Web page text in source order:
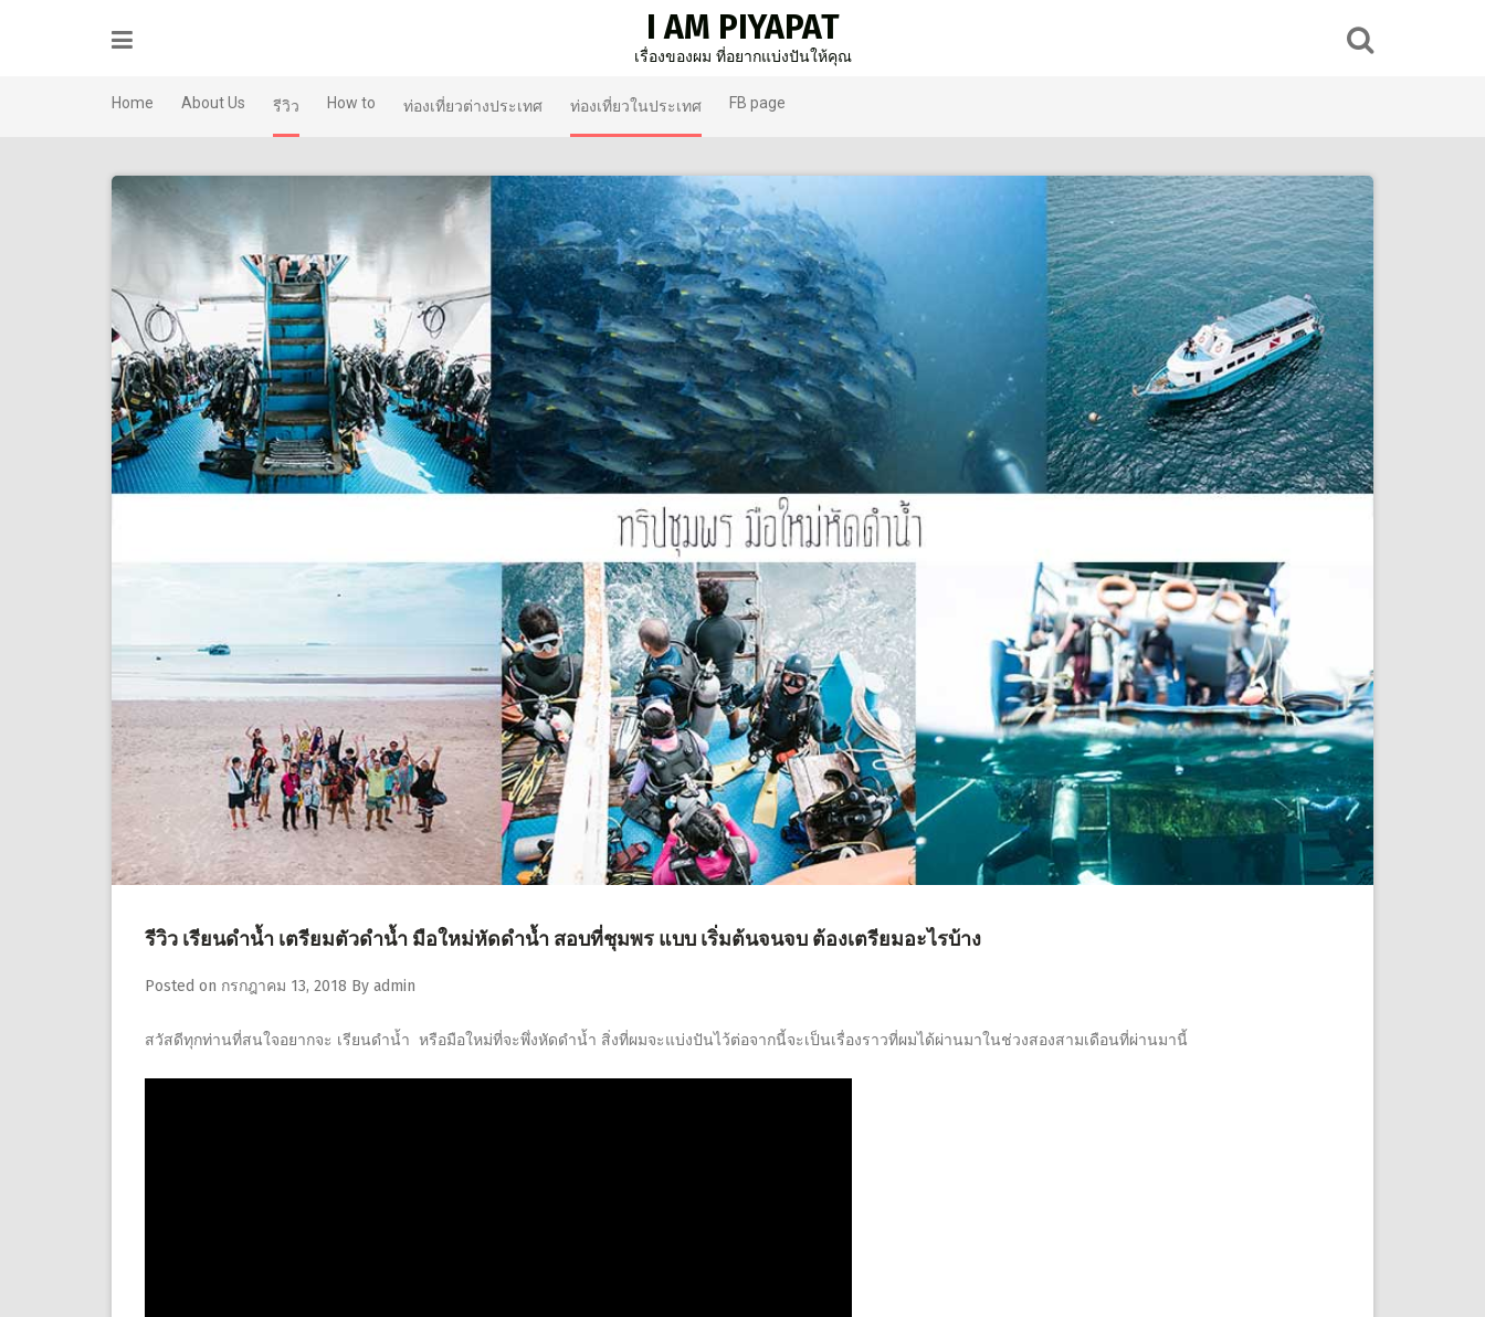
I AM PIYAPAT
เรื่องของผม ที่อยากแบ่งปันให้คุณ
Home About Us รีวิว How to ท่องเที่ยวต่างประเทศ ท่องเที่ยวในประเทศ FB page
รีวิว เรียนดำน้ำ เตรียมตัวดำน้ำ มือใหม่หัดดำน้ำ สอบที่ชุมพร แบบ เริ่มต้นจนจบ ต้องเตรียมอะไรบ้าง
Posted on กรกฎาคม 13, 2018 By admin
สวัสดีทุกท่านที่สนใจอยากจะ เรียนดำน้ำ หรือมือใหม่ที่จะพึ่งหัดดำน้ำ สิ่งที่ผมจะแบ่งปันไว้ต่อจากนี้จะเป็นเรื่องราวที่ผมได้ผ่านมาในช่วงสองสามเดือนที่ผ่านมานี้